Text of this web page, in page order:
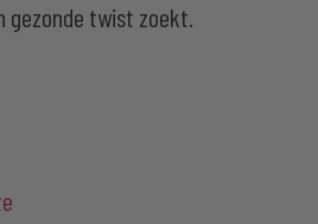
gezonde twist zoekt.